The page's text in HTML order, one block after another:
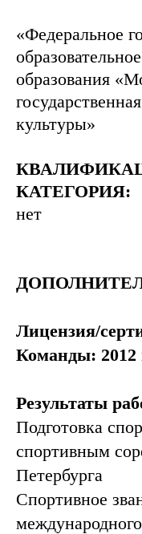
«Федеральное
образования
культуры»
КАТЕГОРИЯ:
нет
Лицензия/
Команды: 2012
Результаты
Подготовка
спортивным
Петербурга
Спортивное